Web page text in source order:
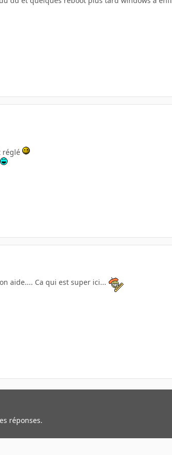
réglé
aide.... Ca qui est super ici...
réponses.